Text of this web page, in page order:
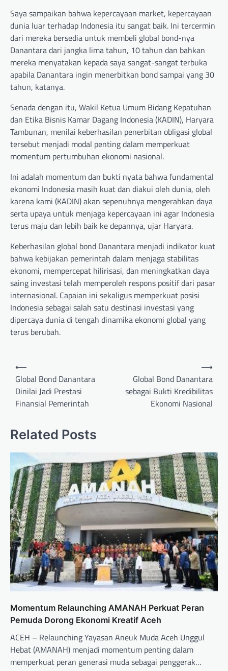
Saya sampaikan bahwa kepercayaan market, kepercayaan
dunia luar terhadap Indonesia itu sangat baik. Ini tercermin
dari mereka bersedia untuk membeli global bond-nya
Danantara dari jangka lima tahun, 10 tahun dan bahkan
mereka menyatakan kepada saya sangat-sangat terbuka
apabila Danantara ingin menerbitkan bond sampai yang 30
tahun, katanya.
Senada dengan itu, Wakil Ketua Umum Bidang Kepatuhan
dan Etika Bisnis Kamar Dagang Indonesia (KADIN), Haryara
Tambunan, menilai keberhasilan penerbitan obligasi global
tersebut menjadi modal penting dalam memperkuat
momentum pertumbuhan ekonomi nasional.
Ini adalah momentum dan bukti nyata bahwa fundamental
ekonomi Indonesia masih kuat dan diakui oleh dunia, oleh
karena kami (KADIN) akan sepenuhnya mengerahkan daya
serta upaya untuk menjaga kepercayaan ini agar Indonesia
terus maju dan lebih baik ke depannya, ujar Haryara.
Keberhasilan global bond Danantara menjadi indikator kuat
bahwa kebijakan pemerintah dalam menjaga stabilitas
ekonomi, mempercepat hilirisasi, dan meningkatkan daya
saing investasi telah memperoleh respons positif dari pasar
internasional. Capaian ini sekaligus memperkuat posisi
Indonesia sebagai salah satu destinasi investasi yang
dipercaya dunia di tengah dinamika ekonomi global yang
terus berubah.
Post
navigation
⟵
Global Bond Danantara
Dinilai Jadi Prestasi
Finansial Pemerintah
Global Bond Danantara
sebagai Bukti Kredibilitas
Ekonomi Nasional
⟶
Related Posts
Momentum Relaunching AMANAH Perkuat Peran
Pemuda Dorong Ekonomi Kreatif Aceh
ACEH – Relaunching Yayasan Aneuk Muda Aceh Unggul
Hebat (AMANAH) menjadi momentum penting dalam
memperkuat peran generasi muda sebagai penggerak…